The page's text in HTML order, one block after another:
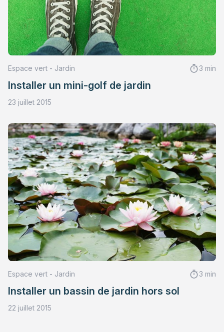
Espace vert - Jardin 3 min
Installer un mini-golf de jardin
23 juillet 2015
Espace vert - Jardin 3 min
Installer un bassin de jardin hors sol
22 juillet 2015